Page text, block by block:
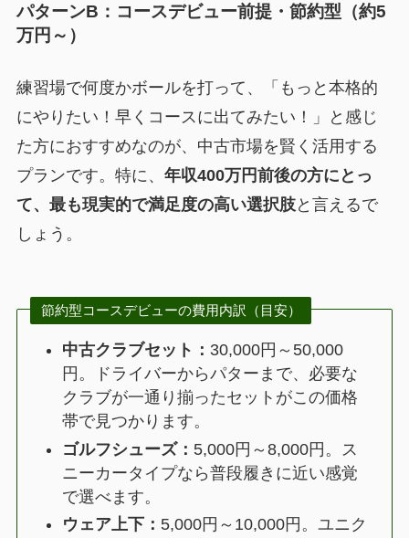
パターンB：コースデビュー前提・節約型（約5
万円～）
練習場で何度かボールを打って、「もっと本格的
にやりたい！早くコースに出てみたい！」と感じ
た方におすすめなのが、中古市場を賢く活用する
プランです。特に、 年収400万円前後の方にとっ
て、最も現実的で満足度の高い選択肢と言えるで
しょう。
節約型コースデビューの費用内訳（目安）
中古クラブセット： 30,000円～50,000
円。ドライバーからパターまで、必要な
クラブが一通り揃ったセットがこの価格
帯で見つかります。
ゴルフシューズ： 5,000円～8,000円。ス
ニーカータイプなら普段履きに近い感覚
で選べます。
ウェア上下： 5,000円～10,000円。ユニク